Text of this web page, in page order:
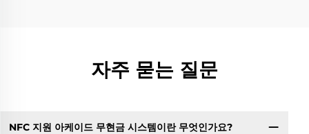
자주 묻는 질문
NFC 지원 아케이드 무현금 시스템이란 무엇인가요?